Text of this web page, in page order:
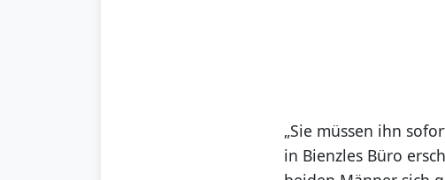
„Sie müssen ihn
in Bienzles Büro